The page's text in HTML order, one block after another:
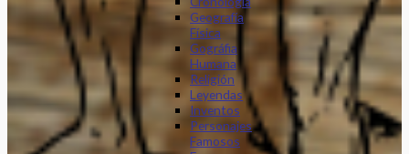
Geografía
Física
Gográfia
Humana
Religión
Leyendas
Inventos
Personajes
Famosos